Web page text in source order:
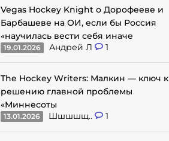
Vegas Hockey Knight о Дорофееве и
Барбашеве на ОИ, если бы Россия
«научилась вести себя иначе
19.01.2026 Андрей Л 1
The Hockey Writers: Малкин — ключ к
решению главной проблемы
«Миннесоты
13.01.2026 Шшшшщ.. 1